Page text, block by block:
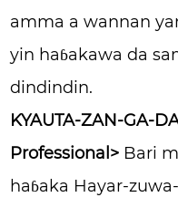
amma a wannan
yin haɓakawa da
dindindin.
KYAUTA-ZAN-GA-
Professional> Bari
haɓaka Hayar-